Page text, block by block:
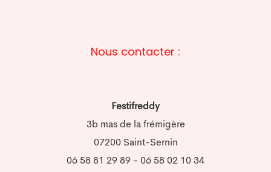
Nous contacter :
Festifreddy
3b mas de la frémigère
07200 Saint-Sernin
06 58 81 29 89 - 06 58 02 10 34